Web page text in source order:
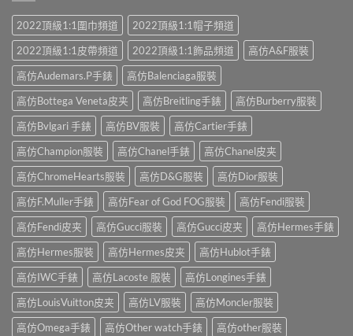
2022頂級1:1圍巾頻道
2022頂級1:1帽子頻道
2022頂級1:1皮帶頻道
2022頂級1:1飾品頻道
高仿A&F服裝
高仿Audemars.P手錶
高仿Balenciaga服裝
高仿Bottega Veneta皮夹
高仿Breitling手錶
高仿Burberry服裝
高仿Bvlgari 手錶
高仿BV服裝
高仿Cartier手錶
高仿Champion服裝
高仿Chanel手錶
高仿Chanel皮夹
高仿ChromeHearts服裝
高仿D&G服裝
高仿Dior服裝
高仿F.Muller手錶
高仿Fear of God FOG服裝
高仿Fendi服裝
高仿Fendi皮夹
高仿Gucci服裝 高仿Gucci皮夹
高仿Hermes手錶
高仿Hermes服裝
高仿Hermes皮夹
高仿Hublot手錶
高仿IWC手錶
高仿Lacoste 服裝
高仿Longines手錶
高仿LouisVuitton皮夹
高仿LV服裝
高仿Moncler服裝
高仿Omega手錶
高仿Other watch手錶 高仿other服裝